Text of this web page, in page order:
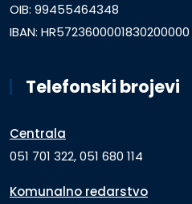
OIB: 99455464348
IBAN: HR5723600001830200000
Telefonski brojevi
Centrala
051 701 322, 051 680 114
Komunalno redarstvo